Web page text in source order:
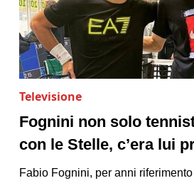
Televisione
Fognini non solo
con le Stelle, c’era lui
Fabio Fognini, per anni